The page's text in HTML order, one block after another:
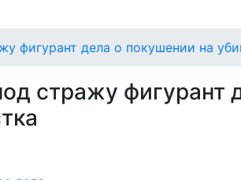
фигурант дела о покушении на
стражу фигурант